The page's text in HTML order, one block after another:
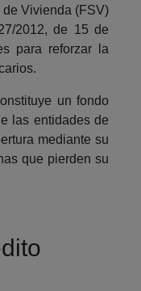
Vivienda (FSV)
2012, de 15 de
para reforzar la
un fondo
las entidades de
mediante su
que pierden su